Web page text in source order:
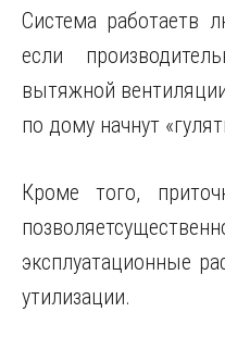
Система работаетв
если
вытяжной
по дому начнут
Кроме того,
эксплуатационные
утилизации.